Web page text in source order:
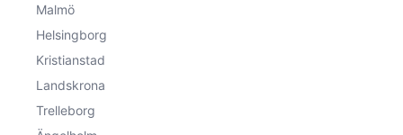
Malmö
Helsingborg
Kristianstad
Landskrona
Trelleborg